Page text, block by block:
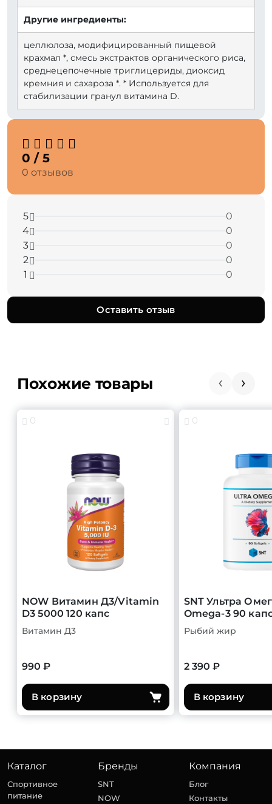
Другие ингредиенты:
целлюлоза, модифицированный пищевой
крахмал *, смесь экстрактов органического риса,
среднецепочечные триглицериды, диоксид
кремния и сахароза *. * Используется для
стабилизации гранул витамина D.
0 / 5
0 отзывов
5
0
4
0
3
0
2
0
1
0
Оставить отзыв
Похожие товары
0
NOW Витамин Д3/Vitamin
D3 5000 120 капс
Витамин Д3
990 ₽
В корзину
0
SNT Ультра
Omega-3 90
Рыбий жир
2 390 ₽
В корзину
Каталог
Спортивное
питание
Бренды
SNT
NOW
Компания
Блог
Контакты